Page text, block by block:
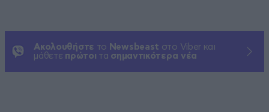
Ακολουθήστε το Newsbeast στο Viber και
μάθετε πρώτοι τα σημαντικότερα νέα